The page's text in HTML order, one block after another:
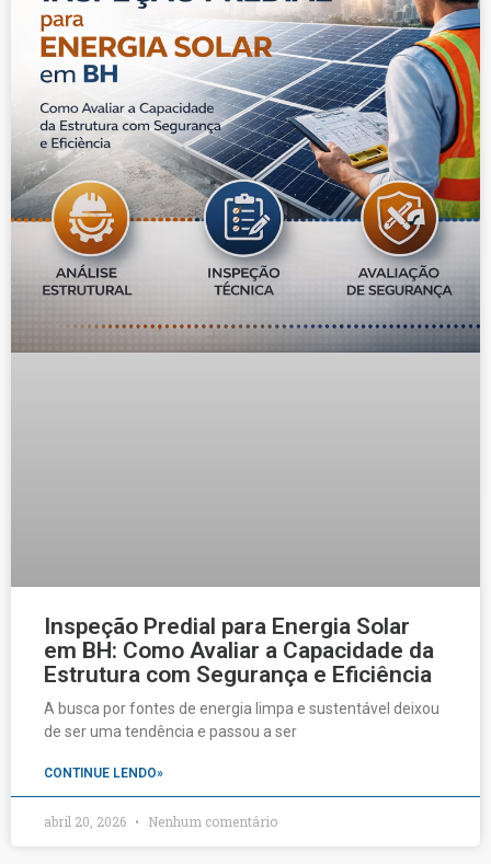
Inspeção Predial para Energia Solar
em BH: Como Avaliar a Capacidade da
Estrutura com Segurança e Eficiência
A busca por fontes de energia limpa e sustentável deixou
de ser uma tendência e passou a ser
CONTINUE LENDO»
abril 20, 2026 Nenhum comentário